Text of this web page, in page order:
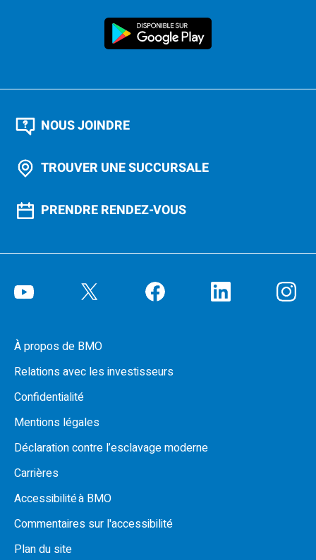
NOUS JOINDRE
TROUVER UNE SUCCURSALE
PRENDRE RENDEZ-VOUS
À propos de BMO
Relations avec les investisseurs
Confidentialité
Mentions légales
Déclaration contre l’esclavage moderne
Carrières
Accessibilité à BMO
Commentaires sur l'accessibilité
Plan du site